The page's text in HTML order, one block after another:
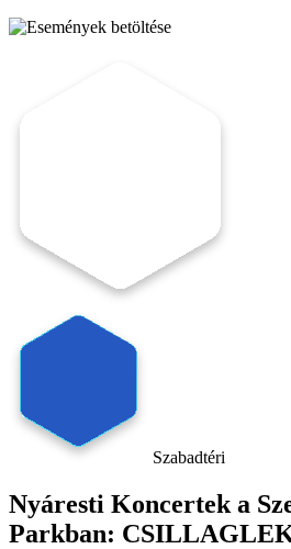
Szabadtéri
Nyáresti Koncertek a
Parkban: